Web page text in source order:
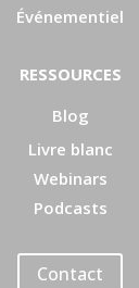
Événementiel
RESSOURCES
Blog
Livre blanc
Webinars
Podcasts
Contact